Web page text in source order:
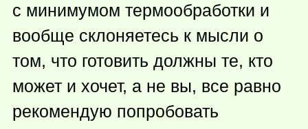
с минимумом термообработки и
вообще склоняетесь к мысли о
том, что готовить должны те, кто
может и хочет, а не вы, все равно
рекомендую попробовать